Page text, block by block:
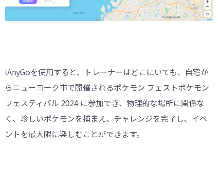
iAnyGoを使用すると、トレーナーはどこにいても、自宅か
らニューヨーク市で開催されるポケモン フェストポケモン
フェスティバル 2024 に参加でき、物理的な場所に関係な
く、珍しいポケモンを捕まえ、チャレンジを完了し、イベ
ントを最大限に楽しむことができます。